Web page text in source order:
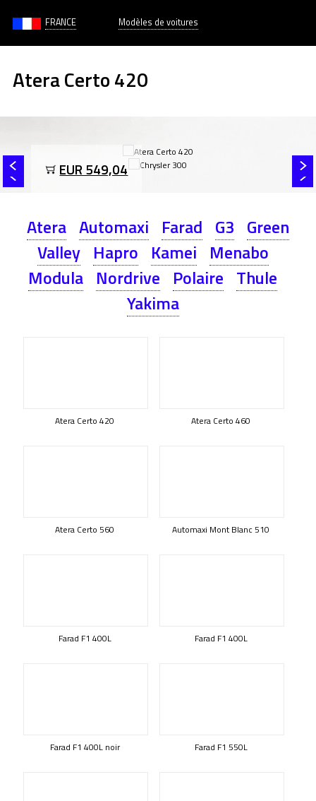
FRANCE Modèles de voitures
Atera Certo 420
EUR 549,04
Atera Automaxi Farad G3 Green
Valley Hapro Kamei Menabo
Modula Nordrive Polaire Thule
Yakima
Atera Certo 420 Atera Certo 460
Atera Certo 560 Automaxi Mont Blanc 510
Farad F1 400L Farad F1 400L
Farad F1 400L noir Farad F1 550L